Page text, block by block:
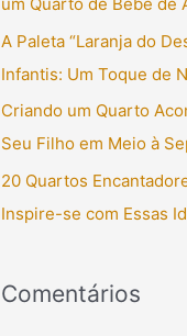
p
o
r
:
A Paleta “Laranja do
Infantis: Um Toque de
Criando um Quarto
Seu Filho em Meio à
20 Quartos
Inspire-se com Essas
Comentários